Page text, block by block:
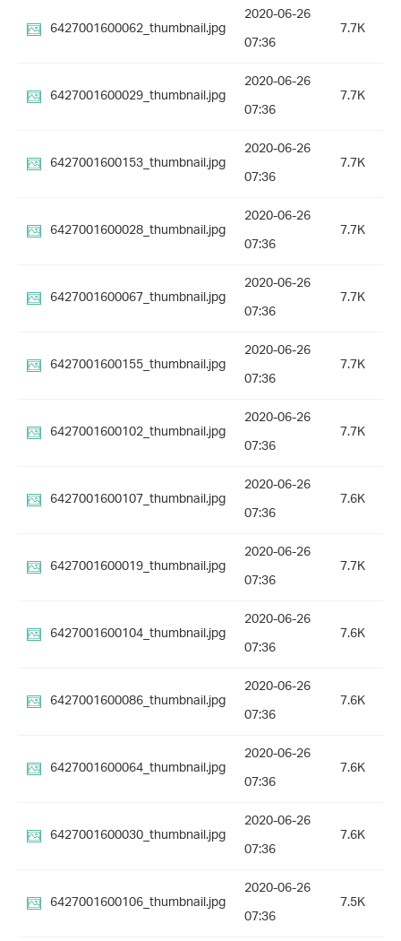
6427001600062_thumbnail.jpg
2020-06-26
07:36
7.7K
6427001600029_thumbnail.jpg
2020-06-26
07:36
7.7K
6427001600153_thumbnail.jpg
2020-06-26
07:36
7.7K
6427001600028_thumbnail.jpg
2020-06-26
07:36
7.7K
6427001600067_thumbnail.jpg
2020-06-26
07:36
7.7K
6427001600155_thumbnail.jpg
2020-06-26
07:36
7.7K
6427001600102_thumbnail.jpg
2020-06-26
07:36
7.7K
6427001600107_thumbnail.jpg
2020-06-26
07:36
7.6K
6427001600019_thumbnail.jpg
2020-06-26
07:36
7.7K
6427001600104_thumbnail.jpg
2020-06-26
07:36
7.6K
6427001600086_thumbnail.jpg
2020-06-26
07:36
7.6K
6427001600064_thumbnail.jpg
2020-06-26
07:36
7.6K
6427001600030_thumbnail.jpg
2020-06-26
07:36
7.6K
6427001600106_thumbnail.jpg
2020-06-26
07:36
7.5K